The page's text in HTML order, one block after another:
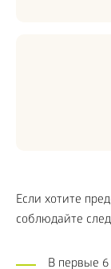
Если хотите
соблюдайте
В первые 6